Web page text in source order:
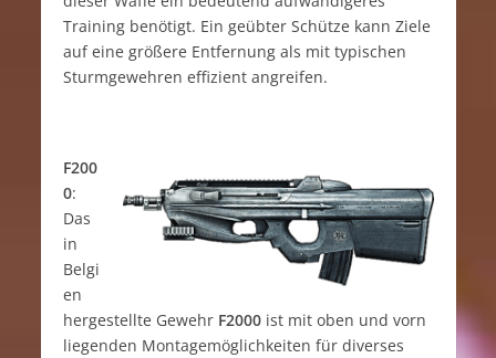
Training benötigt. Ein geübter Schütze kann Ziele
auf eine größere Entfernung als mit typischen
Sturmgewehren effizient angreifen.
F200
0:
Das
in
Belgi
en
hergestellte Gewehr F2000ist mit oben und vorn
liegenden Montagemöglichkeiten für diverses